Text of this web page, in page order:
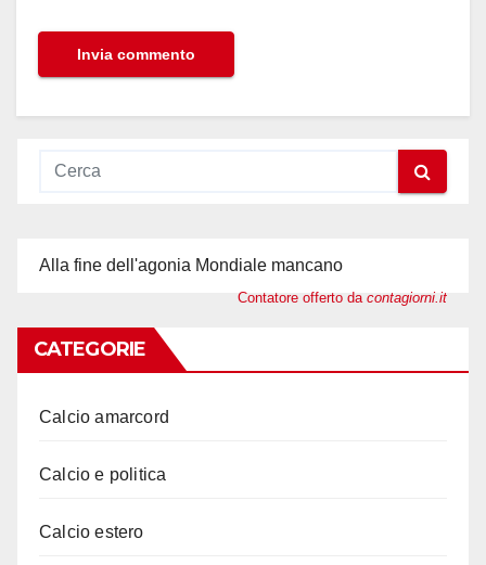
Alla fine dell'agonia Mondiale mancano
Contatore offerto da contagiorni.it
CATEGORIE
Calcio amarcord
Calcio e politica
Calcio estero